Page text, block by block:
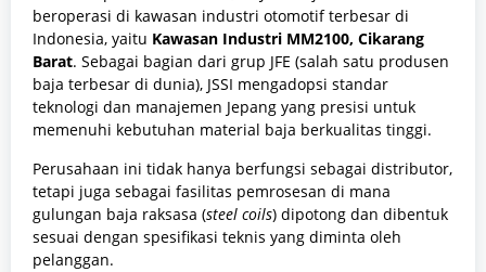
beroperasi di kawasan industri otomotif terbesar di
Indonesia, yaitu Kawasan Industri MM2100, Cikarang
Barat. Sebagai bagian dari grup JFE (salah satu produsen
baja terbesar di dunia), JSSI mengadopsi standar
teknologi dan manajemen Jepang yang presisi untuk
memenuhi kebutuhan material baja berkualitas tinggi.
Perusahaan ini tidak hanya berfungsi sebagai distributor,
tetapi juga sebagai fasilitas pemrosesan di mana
gulungan baja raksasa (steel coils) dipotong dan dibentuk
sesuai dengan spesifikasi teknis yang diminta oleh
pelanggan.